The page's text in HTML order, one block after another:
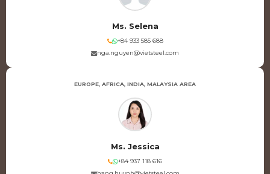
Ms. Selena
+84 933 585 688
nga.nguyen@vietsteel.com
EUROPE, AFRICA, INDIA, MALAYSIA AREA
Ms. Jessica
+84 937 118 616